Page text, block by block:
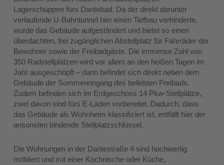
Lagerschuppen fürs Dantebad. Da der direkt darunter
verlaufende U-Bahntunnel hier einen Tiefbau verhinderte,
wurde das Gebäude aufgeständert und bietet so einen
überdachten, frei zugänglichen Abstellplatz für Fahrräder der
Bewohner sowie der Freibadgäste. Die immense Zahl von
350 Radstellplätzen wird vor allem an den heißen Tagen im
Jahr ausgeschöpft – dann befindet sich direkt neben dem
Gebäude der Sommereingang des beliebten Freibads.
Zudem befinden sich im Erdgeschoss 14 Pkw-Stellplätze,
zwei davon sind fürs E-Laden vorbereitet. Dadurch, dass
das Gebäude als Wohnheim klassifiziert ist, entfällt hier der
ansonsten bindende Stellplatzschlüssel.
Die Wohnungen in der Dantestraße 4 sind hochwertig
möbliert und mit einer Kochnische oder Küche,